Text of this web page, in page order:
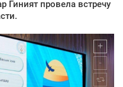
Гиният провела встречу